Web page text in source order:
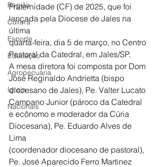
Região
Cultura
Esporte
Educação
Agropecuária
Igreja
Nacionais
Fraternidade (CF) de 2025, que foi
lançada pela Diocese de Jales na
última
quarta-feira, dia 5 de março, no Centro
Pastoral da Catedral, em Jales/SP.
A mesa diretora foi composta por Dom
José Reginaldo Andrietta (bispo
diocesano de Jales), Pe. Valter Lucato
Campano Junior (pároco da Catedral
e ecônomo e moderador da Cúria
Diocesana), Pe. Eduardo Alves de
Lima
(coordenador diocesano de pastoral),
Pe. José Aparecido Ferro Martinez